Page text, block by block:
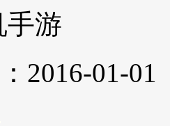
手游
2016-01-01